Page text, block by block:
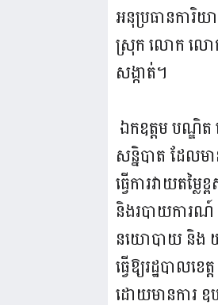
អនុប្រធានការិ
ស្រុក លោក លោ
សង្កាត់។
ឯកឧត្តម បណ្ឌិ
សន្និបាត ដែលម
ធ្វើការវាយតម្
និងរបាយការណ៍
នយោបាយ និង យុ
ធ្វើឱ្យរដ្ឋបាលខ
ដោយមានការ ឧ